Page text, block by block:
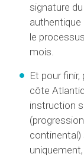
signature
authentique
le
mois.
Et pour
côte
instruction
continental)